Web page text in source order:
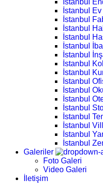
İstanbul
İstanbul
İstanbul
İstanbul
İstanbul
İstanbul
İstanbul
İstanbul
İstanbul
İstanbul
İstanbul
İstanbul
İstanbul
İstanbul
İstanbul
İstanbul
İstanbul
Galeriler
Foto Galeri
Video Galeri
İletişim